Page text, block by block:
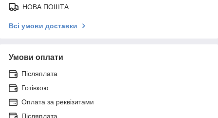
НОВА ПОШТА
Всі умови доставки
Умови оплати
Післяплата
Готівкою
Оплата за реквізитами
Післяплата